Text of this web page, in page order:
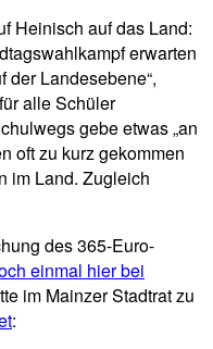
Heinisch auf das Land:
erwarten
der Landesebene“,
alle Schüler
gebe etwas „an
oft zu kurz gekommen
im Land. Zugleich
des 365-Euro-
einmal hier bei
im Mainzer Stadtrat zu
: